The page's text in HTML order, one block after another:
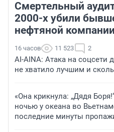
Смертельный
2000-х убили
нефтяной
16 часов 11 523 2
AI-AINA: Атака на соцсети
не хватило лучшим и
«Она крикнула: „Дядя
ночью у океана во
последние минуты